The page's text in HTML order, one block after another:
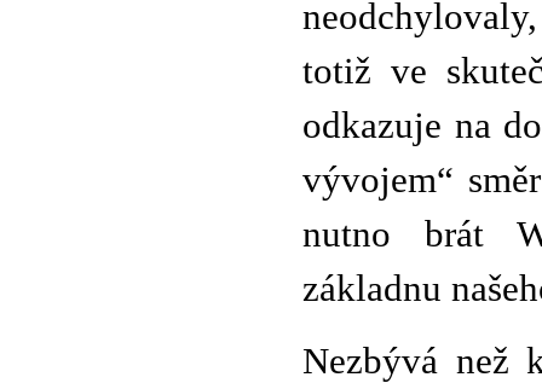
totiž ve
odkazuje na
vývojem“
nutno brát
základnu
Nezbývá než